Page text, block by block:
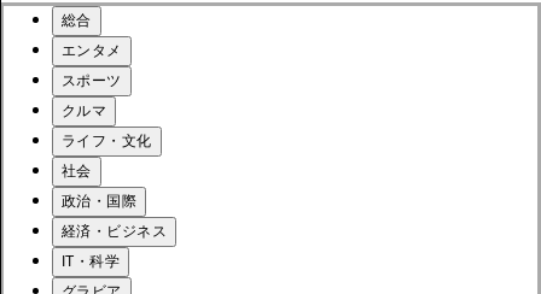
総合
エンタメ
スポーツ
クルマ
ライフ・文化
社会
政治・国際
経済・ビジネス
IT・科学